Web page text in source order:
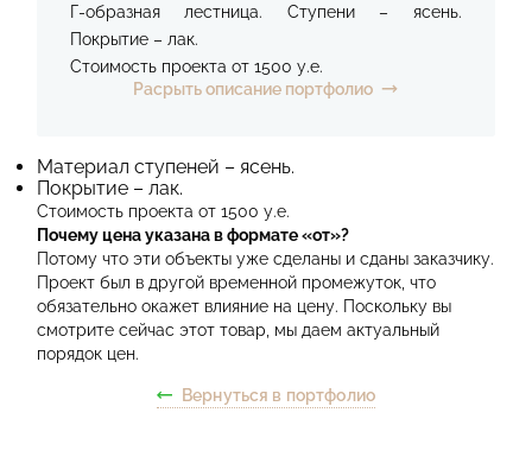
Г-образная лестница. Ступени – ясень.
Покрытие – лак.
Стоимость проекта от 1500 у.е.
Расрыть описание портфолио
Материал ступеней – ясень.
Покрытие – лак.
Стоимость проекта от 1500 у.е.
Почему цена указана в формате «от»?
Потому что эти объекты уже сделаны и сданы заказчику.
Проект был в другой временной промежуток, что
обязательно окажет влияние на цену. Поскольку вы
смотрите сейчас этот товар, мы даем актуальный
порядок цен.
Вернуться в портфолио